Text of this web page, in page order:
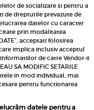
821/25.09.2025.
de socializare si pentru a
de drepturile prevazute de
datelor cu caracter
prin modalitatea
acceptati folosirea
implica inclusiv acceptul
de catre Vendor-ii
SA MODIFIC SETARILE
in mod individual, mai
pentru functionarea
datele pentru a